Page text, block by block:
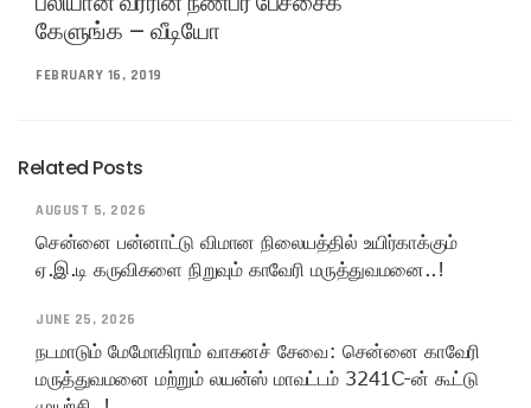
கேளுங்க – வீடியோ
FEBRUARY 16, 2019
Related Posts
AUGUST 5, 2026
சென்னை பன்னாட்டு விமான நிலையத்தில் உயிர்காக்கும்
ஏ.இ.டி கருவிகளை நிறுவும் காவேரி மருத்துவமனை..!
JUNE 25, 2026
நடமாடும் மேமோகிராம் வாகனச் சேவை: சென்னை காவேரி
மருத்துவமனை மற்றும் லயன்ஸ் மாவட்டம் 3241C-ன் கூட்டு